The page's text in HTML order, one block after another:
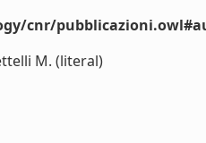
cnr/
M. (literal)